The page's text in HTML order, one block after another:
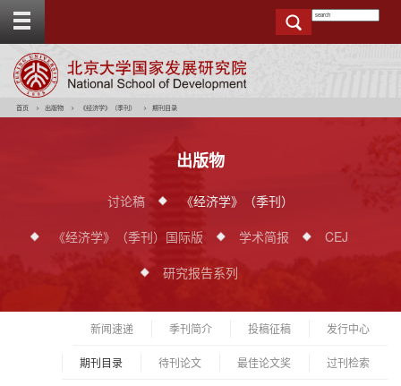
t
首页 出版物 《经济学》（季刊） 期刊目录
出版物
讨论稿
《经济学》（季刊）
《经济学》（季刊）国际版
学术简报
CEJ
研究报告系列
新闻速递 季刊简介 投稿征稿 发行中心
期刊目录 待刊论文 最佳论文奖 过刊检索